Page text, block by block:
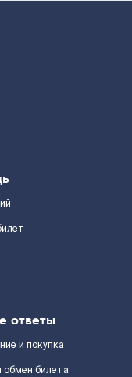
ответы
и покупка
обмен билета